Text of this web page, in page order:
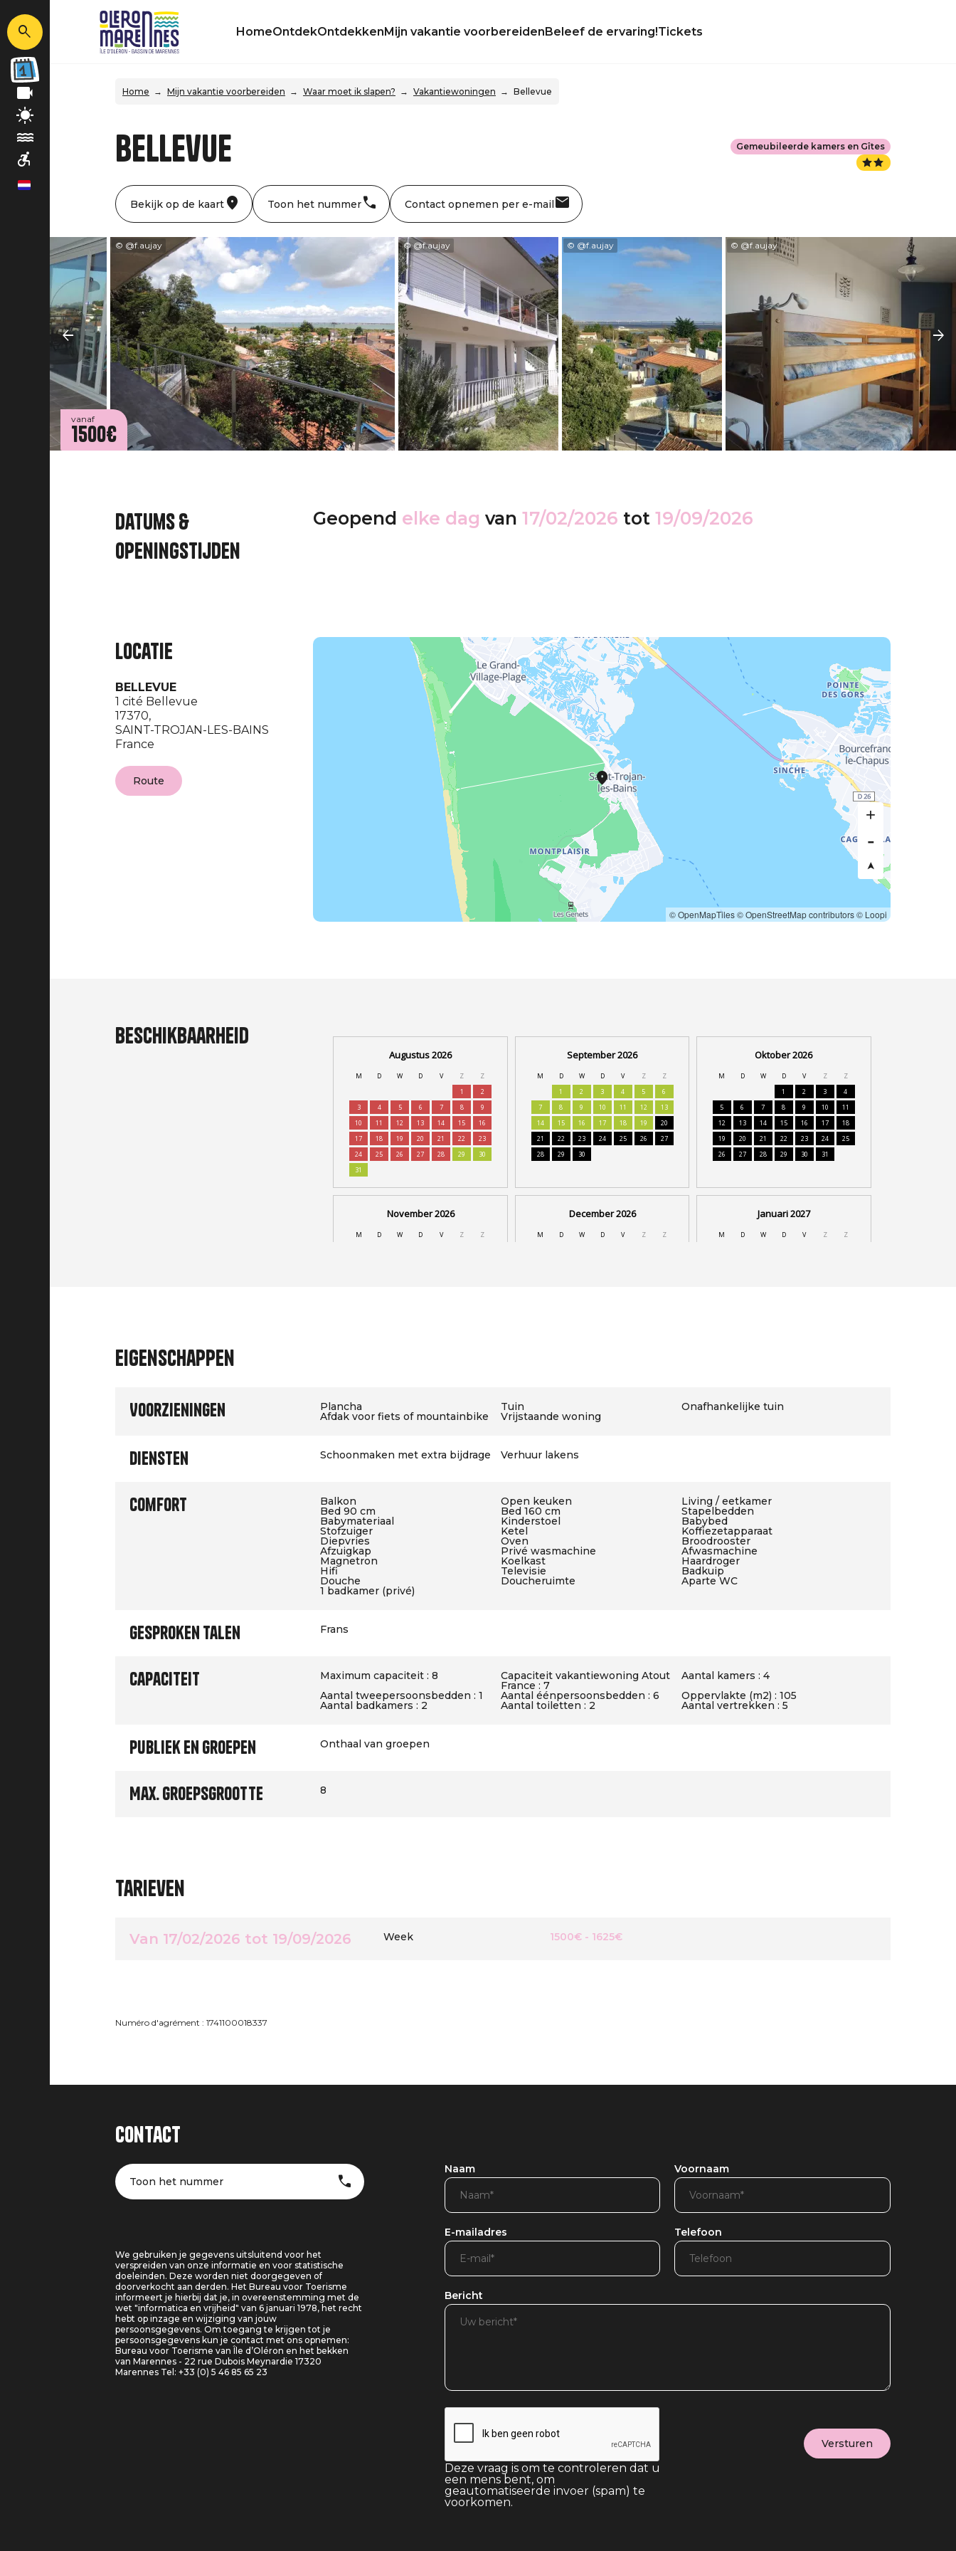
nl
HomeOntdekOntdekkenMijn vakantie voorbereidenBeleef de ervaring!Tickets
Home Mijn vakantie voorbereiden Waar moet ik slapen? Vakantiewoningen Bellevue
Bellevue Gemeubileerde kamers en Gîtes
Bekijk op de kaart Toon het nummer Contact opnemen per e-mail
© @f.aujay © @f.aujay © @f.aujay © @f.aujay
vanaf
1500€
Datums &
openingstijden
Geopend elke dag van 17/02/2026 tot 19/09/2026
Locatie
BELLEVUE
1 cité Bellevue
17370,
SAINT-TROJAN-LES-BAINS
France
Route
© OpenMapTiles© OpenStreetMap contributors© Loopi
Beschikbaarheid
Eigenschappen
Voorzieningen Plancha Tuin Onafhankelijke tuin
Afdak voor fiets of mountainbike Vrijstaande woning
Diensten Schoonmaken met extra bijdrage Verhuur lakens
Comfort Balkon Open keuken Living / eetkamer
Bed 90 cm Bed 160 cm Stapelbedden
Babymateriaal Kinderstoel Babybed
Stofzuiger Ketel Koffiezetapparaat
Diepvries Oven Broodrooster
Afzuigkap Privé wasmachine Afwasmachine
Magnetron Koelkast Haardroger
Hifi Televisie Badkuip
Douche Doucheruimte Aparte WC
1 badkamer (privé)
Gesproken talen Frans
Capaciteit Maximum capaciteit : 8 Capaciteit vakantiewoning Atout
France : 7
Aantal kamers : 4
Aantal tweepersoonsbedden : 1
Aantal éénpersoonsbedden : 6 Oppervlakte (m2) : 105
Aantal badkamers : 2 Aantal toiletten : 2 Aantal vertrekken : 5
Publiek en groepen Onthaal van groepen
Max. groepsgrootte 8
Tarieven
Van 17/02/2026 tot 19/09/2026 Week 1500€ - 1625€
Numéro d'agrément : 1741100018337
Contact
Toon het nummer
We gebruiken je gegevens uitsluitend voor het
verspreiden van onze informatie en voor statistische
doeleinden. Deze worden niet doorgegeven of
doorverkocht aan derden. Het Bureau voor Toerisme
informeert je hierbij dat je, in overeenstemming met de
wet "informatica en vrijheid" van 6 januari 1978, het recht
hebt op inzage en wijziging van jouw
persoonsgegevens. Om toegang te krijgen tot je
persoonsgegevens kun je contact met ons opnemen:
Bureau voor Toerisme van Île d’Oléron en het bekken
van Marennes - 22 rue Dubois Meynardie 17320
Marennes Tel: +33 (0) 5 46 85 65 23
Naam Voornaam
E-mailadres Telefoon
Bericht
Deze vraag is om te controleren dat u
een mens bent, om
geautomatiseerde invoer (spam) te
voorkomen.